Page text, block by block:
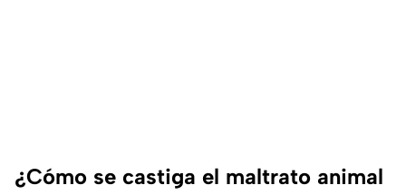
¿Cómo se castiga el maltrato animal